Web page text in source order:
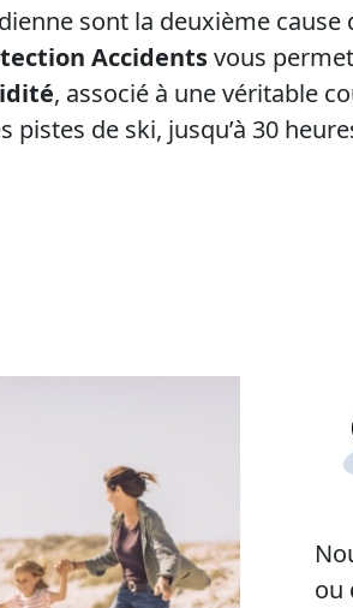
sont la deuxième cause
Accidentsvous
, associé à une véritable
pistes de ski, jusqu’à 30
ou